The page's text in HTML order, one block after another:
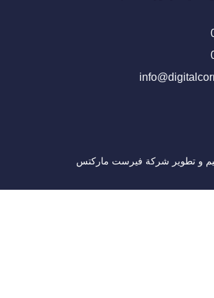
و تطويرشركة فيرست ماركتس